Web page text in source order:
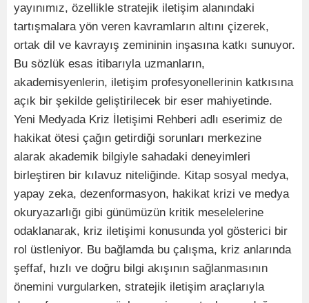
yayınımız, özellikle stratejik iletişim alanındaki
tartışmalara yön veren kavramların altını çizerek,
ortak dil ve kavrayış zemininin inşasına katkı sunuyor.
Bu sözlük esas itibarıyla uzmanların,
akademisyenlerin, iletişim profesyonellerinin katkısına
açık bir şekilde geliştirilecek bir eser mahiyetinde.
Yeni Medyada Kriz İletişimi Rehberi adlı eserimiz de
hakikat ötesi çağın getirdiği sorunları merkezine
alarak akademik bilgiyle sahadaki deneyimleri
birleştiren bir kılavuz niteliğinde. Kitap sosyal medya,
yapay zeka, dezenformasyon, hakikat krizi ve medya
okuryazarlığı gibi günümüzün kritik meselelerine
odaklanarak, kriz iletişimi konusunda yol gösterici bir
rol üstleniyor. Bu bağlamda bu çalışma, kriz anlarında
şeffaf, hızlı ve doğru bilgi akışının sağlanmasının
önemini vurgularken, stratejik iletişim araçlarıyla